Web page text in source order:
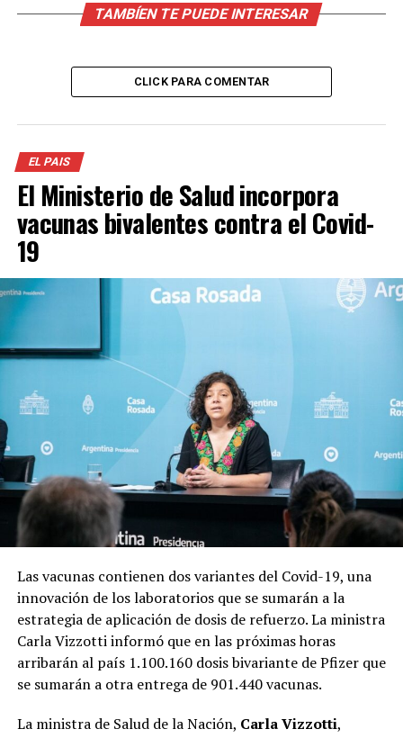
TAMBÍEN TE PUEDE INTERESAR
CLICK PARA COMENTAR
EL PAIS
El Ministerio de Salud incorpora
vacunas bivalentes contra el Covid-
19
Las vacunas contienen dos variantes del Covid-19, una
innovación de los laboratorios que se sumarán a la
estrategia de aplicación de dosis de refuerzo. La ministra
Carla Vizzotti informó que en las próximas horas
arribarán al país 1.100.160 dosis bivariante de Pfizer que
se sumarán a otra entrega de 901.440 vacunas.
La ministra de Salud de la Nación, Carla Vizzotti,